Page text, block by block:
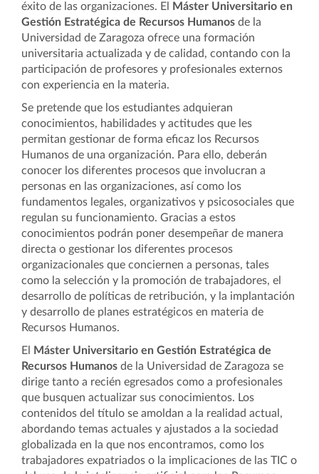
éxito de las organizaciones. El
Máster Universitario en
Gestión Estratégica de Recursos Humanos de la
Universidad de Zaragoza ofrece una formación
universitaria actualizada y de calidad, contando con la
participación de profesores y profesionales externos
con experiencia en la materia.
Se pretende que los estudiantes adquieran
conocimientos, habilidades y actitudes que les
permitan gestionar de forma eficaz los Recursos
Humanos de una organización. Para ello, deberán
conocer los diferentes procesos que involucran a
personas en las organizaciones, así como los
fundamentos legales, organizativos y psicosociales que
regulan su funcionamiento. Gracias a estos
conocimientos podrán poner desempeñar de manera
directa o gestionar los diferentes procesos
organizacionales que conciernen a personas, tales
como la selección y la promoción de trabajadores, el
desarrollo de políticas de retribución, y la implantación
y desarrollo de planes estratégicos en materia de
Recursos Humanos.
El
Máster Universitario en Gestión Estratégica de
Recursos Humanos de la Universidad de Zaragoza se
dirige tanto a recién egresados como a profesionales
que busquen actualizar sus conocimientos. Los
contenidos del título se amoldan a la realidad actual,
abordando temas actuales y ajustados a la sociedad
globalizada en la que nos encontramos, como los
trabajadores expatriados o la implicaciones de las TIC o